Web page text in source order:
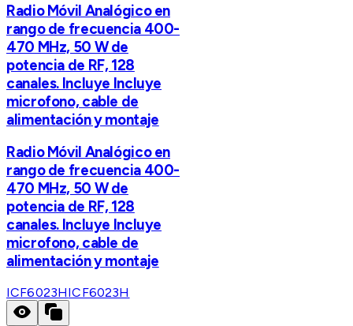
Radio Móvil Analógico en
rango de frecuencia 400-
470 MHz, 50 W de
potencia de RF, 128
canales. Incluye Incluye
microfono, cable de
alimentación y montaje
Radio Móvil Analógico en
rango de frecuencia 400-
470 MHz, 50 W de
potencia de RF, 128
canales. Incluye Incluye
microfono, cable de
alimentación y montaje
ICF6023HICF6023H